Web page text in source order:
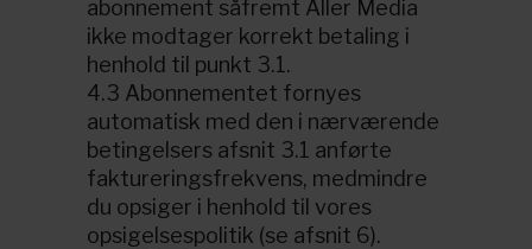
abonnement såfremt Aller Media
ikke modtager korrekt betaling i
henhold til punkt 3.1.
4.3 Abonnementet fornyes
automatisk med den i nærværende
betingelsers afsnit 3.1 anførte
faktureringsfrekvens, medmindre
du opsiger i henhold til vores
opsigelsespolitik (se afsnit 6).